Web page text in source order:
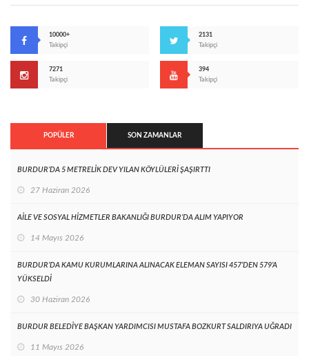
10000+
Takipçi
2131
Takipçi
7271
Takipçi
394
Takipçi
POPÜLER SON ZAMANLAR
BURDUR’DA 5 METRELİK DEV YILAN KÖYLÜLERİ ŞAŞIRTTI
27 Haziran 2026
AİLE VE SOSYAL HİZMETLER BAKANLIĞI BURDUR’DA ALIM YAPIYOR
14 Mayıs 2026
BURDUR’DA KAMU KURUMLARINA ALINACAK ELEMAN SAYISI 457’DEN 579’A
YÜKSELDİ
30 Haziran 2026
BURDUR BELEDİYE BAŞKAN YARDIMCISI MUSTAFA BOZKURT SALDIRIYA UĞRADI
11 Mayıs 2026